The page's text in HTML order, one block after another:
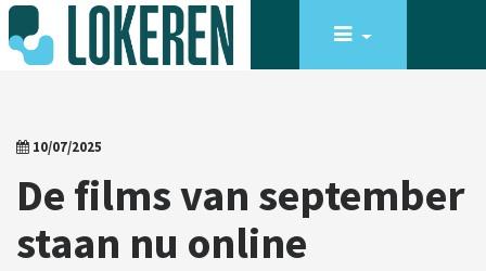
10/07/2025
De films van september
staan nu online